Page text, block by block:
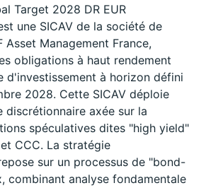
Target 2028 DR EUR
une SICAV de la société de
Asset Management France,
obligations à haut rendement
d'investissement à horizon défini
2028. Cette SICAV déploie
discrétionnaire axée sur la
spéculatives dites "high yield"
CCC. La stratégie
sur un processus de "bond-
combinant analyse fondamentale